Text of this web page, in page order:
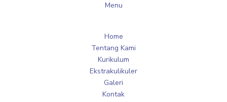
Menu
Home
Tentang Kami
Kurikulum
Ekstrakulikuler
Galeri
Kontak